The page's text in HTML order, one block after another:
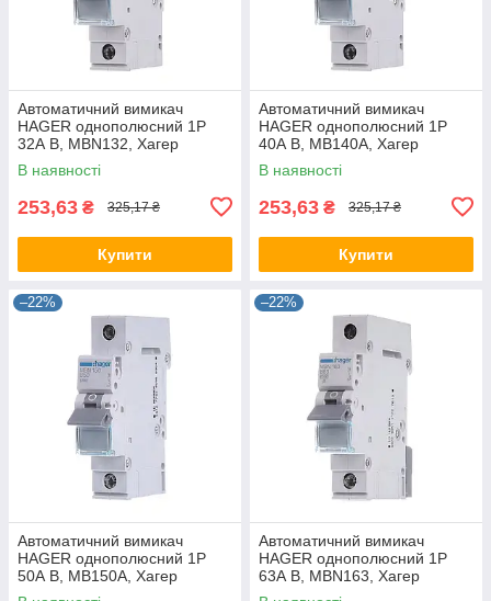
Автоматичний вимикач
HAGER однополюсний 1P
32А B, MBN132, Хагер
модульний автомат для
щитів і боксів
В наявності
253,63 ₴ 325,17 ₴
Купити
Автоматичний вимикач
HAGER однополюсний 1P
40А B, MB140A, Хагер
модульний автомат для
щитів і боксів
В наявності
253,63 ₴ 325,17 ₴
Купити
–22%
Автоматичний вимикач
HAGER однополюсний 1P
50А B, MB150A, Хагер
модульний автомат для
–22%
Автоматичний вимикач
HAGER однополюсний 1P
63А B, MBN163, Хагер
модульний автомат для